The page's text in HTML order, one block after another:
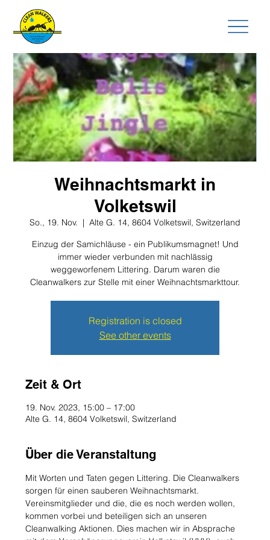
Weihnachtsmarkt in
Volketswil
So., 19. Nov.
  |
Alte G. 14, 8604 Volketswil, Switzerland
Einzug der Samichläuse - ein Publikumsmagnet! Und
immer wieder verbunden mit nachlässig
weggeworfenem Littering. Darum waren die
Cleanwalkers zur Stelle mit einer Weihnachtsmarkttour.
Registration is closed
See other events
Zeit & Ort
19. Nov. 2023, 15:00 – 17:00
Alte G. 14, 8604 Volketswil, Switzerland
Über die Veranstaltung
Mit Worten und Taten gegen Littering. Die Cleanwalkers
sorgen für einen sauberen Weihnachtsmarkt.
Vereinsmitglieder und die, die es noch werden wollen,
kommen vorbei und beteiligen sich an unseren
Cleanwalking Aktionen. Dies machen wir in Absprache